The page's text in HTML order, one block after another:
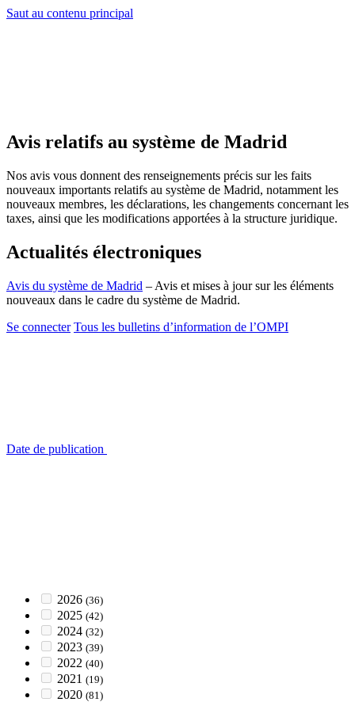
Saut au contenu principal
Avis relatifs au système de Madrid
Nos avis vous donnent des renseignements précis sur les faits
nouveaux importants relatifs au système de Madrid, notamment les
nouveaux membres, les déclarations, les changements concernant les
taxes, ainsi que les modifications apportées à la structure juridique.
Actualités électroniques
Avis du système de Madrid – Avis et mises à jour sur les éléments
nouveaux dans le cadre du système de Madrid.
Se connecter Tous les bulletins d’information de l’OMPI
Date de publication
2026 (36)
2025 (42)
2024 (32)
2023 (39)
2022 (40)
2021 (19)
2020 (81)